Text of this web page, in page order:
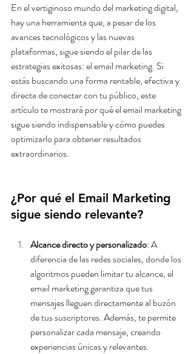
En el vertiginoso mundo del marketing digital,
hay una herramienta que, a pesar de los
avances tecnológicos y las nuevas
plataformas, sigue siendo el pilar de las
estrategias exitosas: el email marketing. Si
estás buscando una forma rentable, efectiva y
directa de conectar con tu público, este
artículo te mostrará por qué el email marketing
sigue siendo indispensable y cómo puedes
optimizarlo para obtener resultados
extraordinarios.
¿Por qué el Email Marketing
sigue siendo relevante?
Alcance directo y personalizado: A
diferencia de las redes sociales, donde los
algoritmos pueden limitar tu alcance, el
email marketing garantiza que tus
mensajes lleguen directamente al buzón
de tus suscriptores. Además, te permite
personalizar cada mensaje, creando
experiencias únicas y relevantes.